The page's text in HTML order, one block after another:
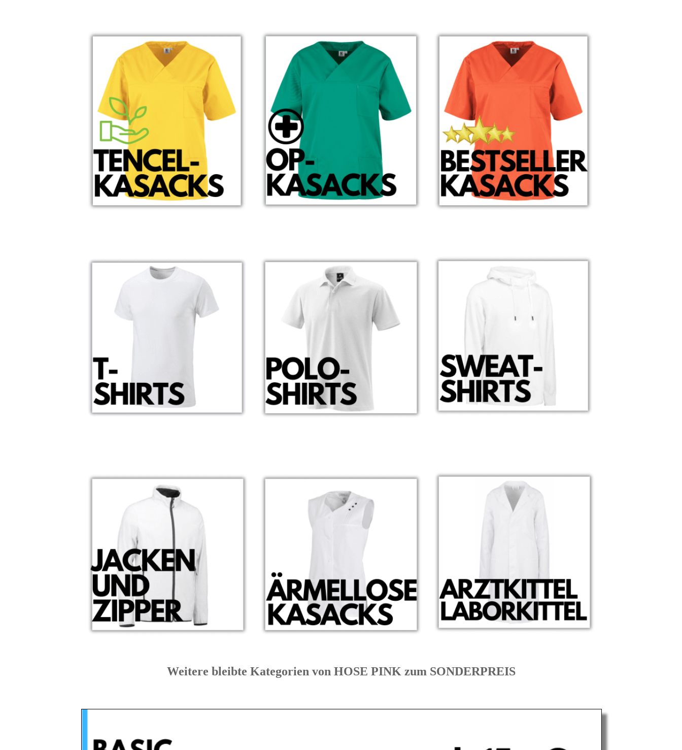
Weitere bleibte Kategorien von HOSE PINK zum SONDERPREIS